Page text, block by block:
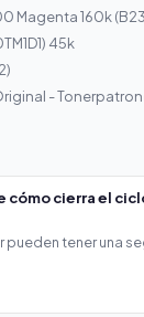
Magenta 160k
45k
- Tonerpatrone
cómo cierra el
pueden tener una